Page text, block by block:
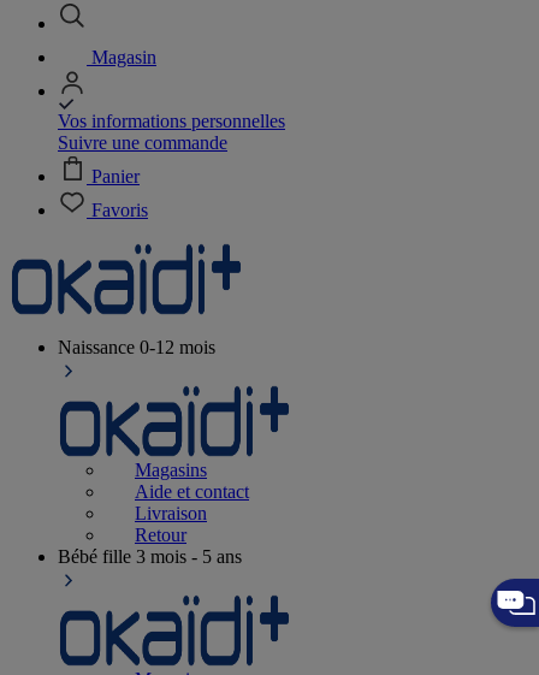
Magasin
Vos informations personnelles
Suivre une commande
Panier
Favoris
Naissance 0-12 mois
Magasins
Aide et contact
Livraison
Retour
Bébé fille 3 mois - 5 ans